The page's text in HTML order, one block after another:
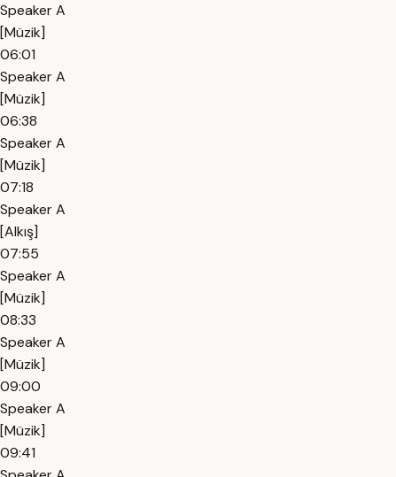
Speaker A
[Müzik]
06:01
Speaker A
[Müzik]
06:38
Speaker A
[Müzik]
07:18
Speaker A
[Alkış]
07:55
Speaker A
[Müzik]
08:33
Speaker A
[Müzik]
09:00
Speaker A
[Müzik]
09:41